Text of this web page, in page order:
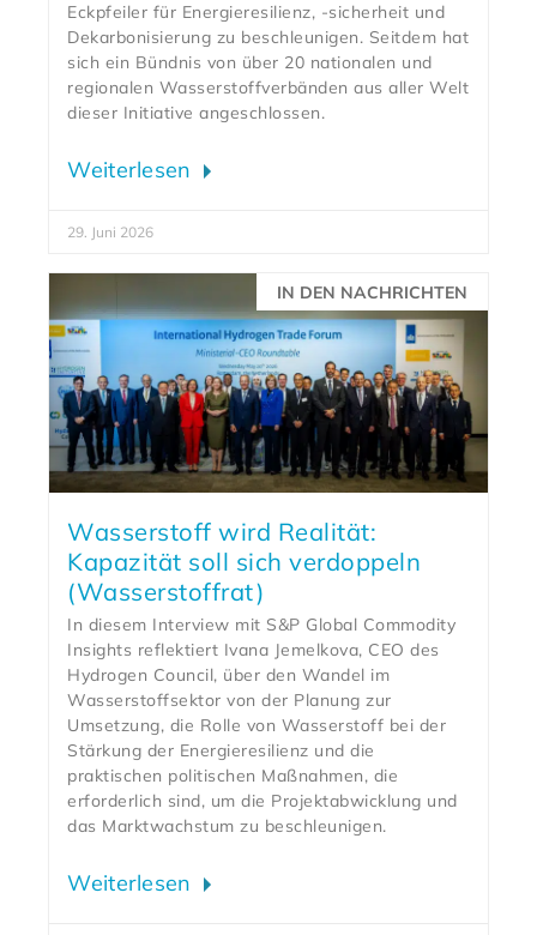
Eckpfeiler für Energieresilienz, -sicherheit und
Dekarbonisierung zu beschleunigen. Seitdem hat
sich ein Bündnis von über 20 nationalen und
regionalen Wasserstoffverbänden aus aller Welt
dieser Initiative angeschlossen.
Weiterlesen
29. Juni 2026
IN DEN NACHRICHTEN
Wasserstoff wird Realität:
Kapazität soll sich verdoppeln
(Wasserstoffrat)
In diesem Interview mit S&P Global Commodity
Insights reflektiert Ivana Jemelkova, CEO des
Hydrogen Council, über den Wandel im
Wasserstoffsektor von der Planung zur
Umsetzung, die Rolle von Wasserstoff bei der
Stärkung der Energieresilienz und die
praktischen politischen Maßnahmen, die
erforderlich sind, um die Projektabwicklung und
das Marktwachstum zu beschleunigen.
Weiterlesen